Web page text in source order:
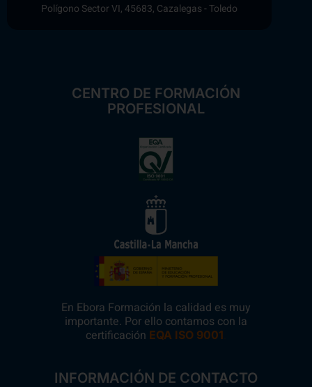
Polígono Sector VI, 45683, Cazalegas - Toledo
CENTRO DE FORMACIÓN
PROFESIONAL
En Ebora Formación la calidad es muy
importante. Por ello contamos con la
certificación EQA ISO 9001
INFORMACIÓN DE CONTACTO